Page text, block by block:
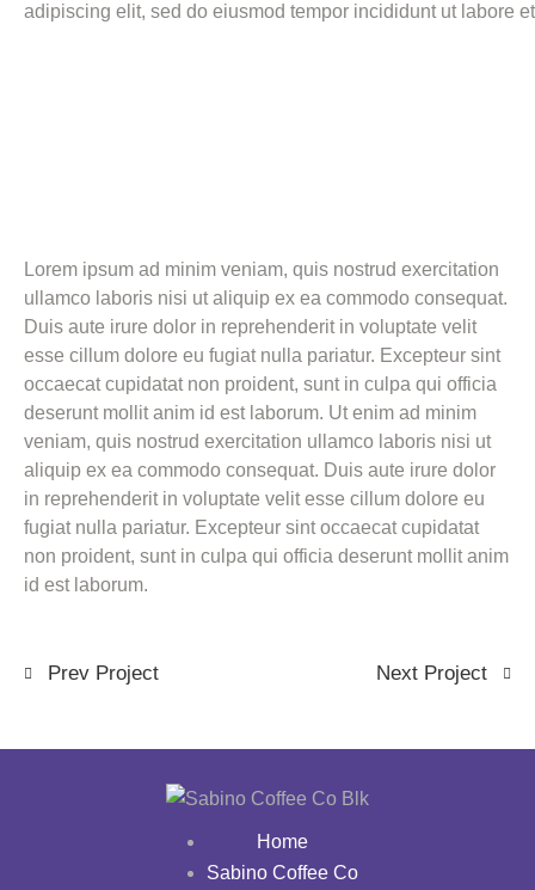
adipiscing elit, sed do eiusmod tempor incididunt ut labore
Lorem ipsum ad minim veniam, quis nostrud exercitation
ullamco laboris nisi ut aliquip ex ea commodo consequat.
Duis aute irure dolor in reprehenderit in voluptate velit
esse cillum dolore eu fugiat nulla pariatur. Excepteur sint
occaecat cupidatat non proident, sunt in culpa qui officia
deserunt mollit anim id est laborum. Ut enim ad minim
veniam, quis nostrud exercitation ullamco laboris nisi ut
aliquip ex ea commodo consequat. Duis aute irure dolor
in reprehenderit in voluptate velit esse cillum dolore eu
fugiat nulla pariatur. Excepteur sint occaecat cupidatat
non proident, sunt in culpa qui officia deserunt mollit anim
id est laborum.
Prev Project Next Project
Home
Sabino Coffee Co